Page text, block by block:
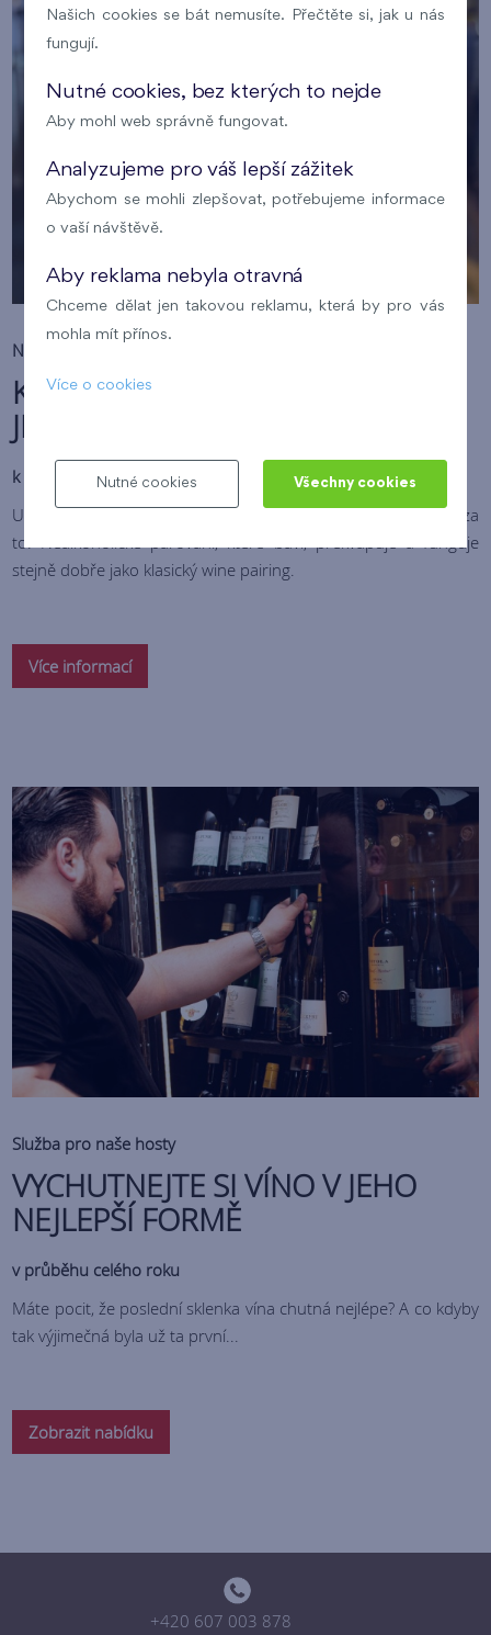
Novinka v Portfoliu
KDO ŘÍKÁ, ŽE DEGUSTACE PATŘÍ
JEN VÍNU?
k menu i samostatně
U nás nově párujeme i bez alkoholu – a rozhodně to stojí za
to. Nealkoholické párování, které baví, překvapuje a funguje
stejně dobře jako klasický wine pairing.
Více informací
Služba pro naše hosty
VYCHUTNEJTE SI VÍNO V JEHO
NEJLEPŠÍ FORMĚ
v průběhu celého roku
Máte pocit, že poslední sklenka vína chutná nejlépe? A co kdyby
tak výjimečná byla už ta první...
Zobrazit nabídku
+420 607 003 878
Našich cookies se bát nemusíte. Přečtěte si, jak u nás
fungují.
Nutné cookies, bez kterých to nejde
Aby mohl web správně fungovat.
Analyzujeme pro váš lepší zážitek
Abychom se mohli zlepšovat, potřebujeme informace
o vaší návštěvě.
Aby reklama nebyla otravná
Chceme dělat jen takovou reklamu, která by pro vás
mohla mít přínos.
Více o cookies
Nutné cookies Všechny cookies